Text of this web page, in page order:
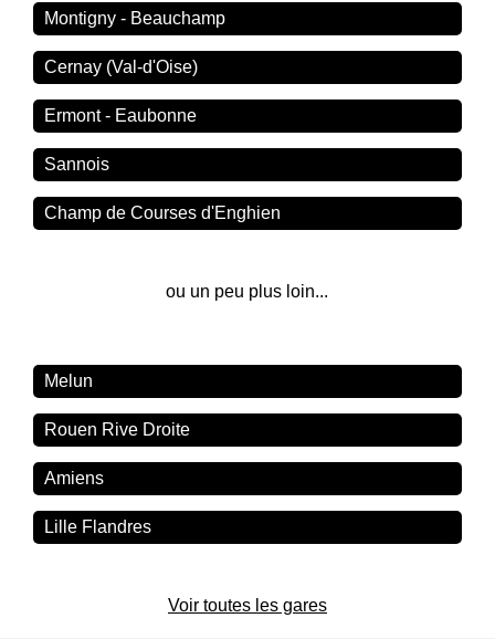
Montigny - Beauchamp
Cernay (Val-d'Oise)
Ermont - Eaubonne
Sannois
Champ de Courses d'Enghien
ou un peu plus loin...
Melun
Rouen Rive Droite
Amiens
Lille Flandres
Voir toutes les gares